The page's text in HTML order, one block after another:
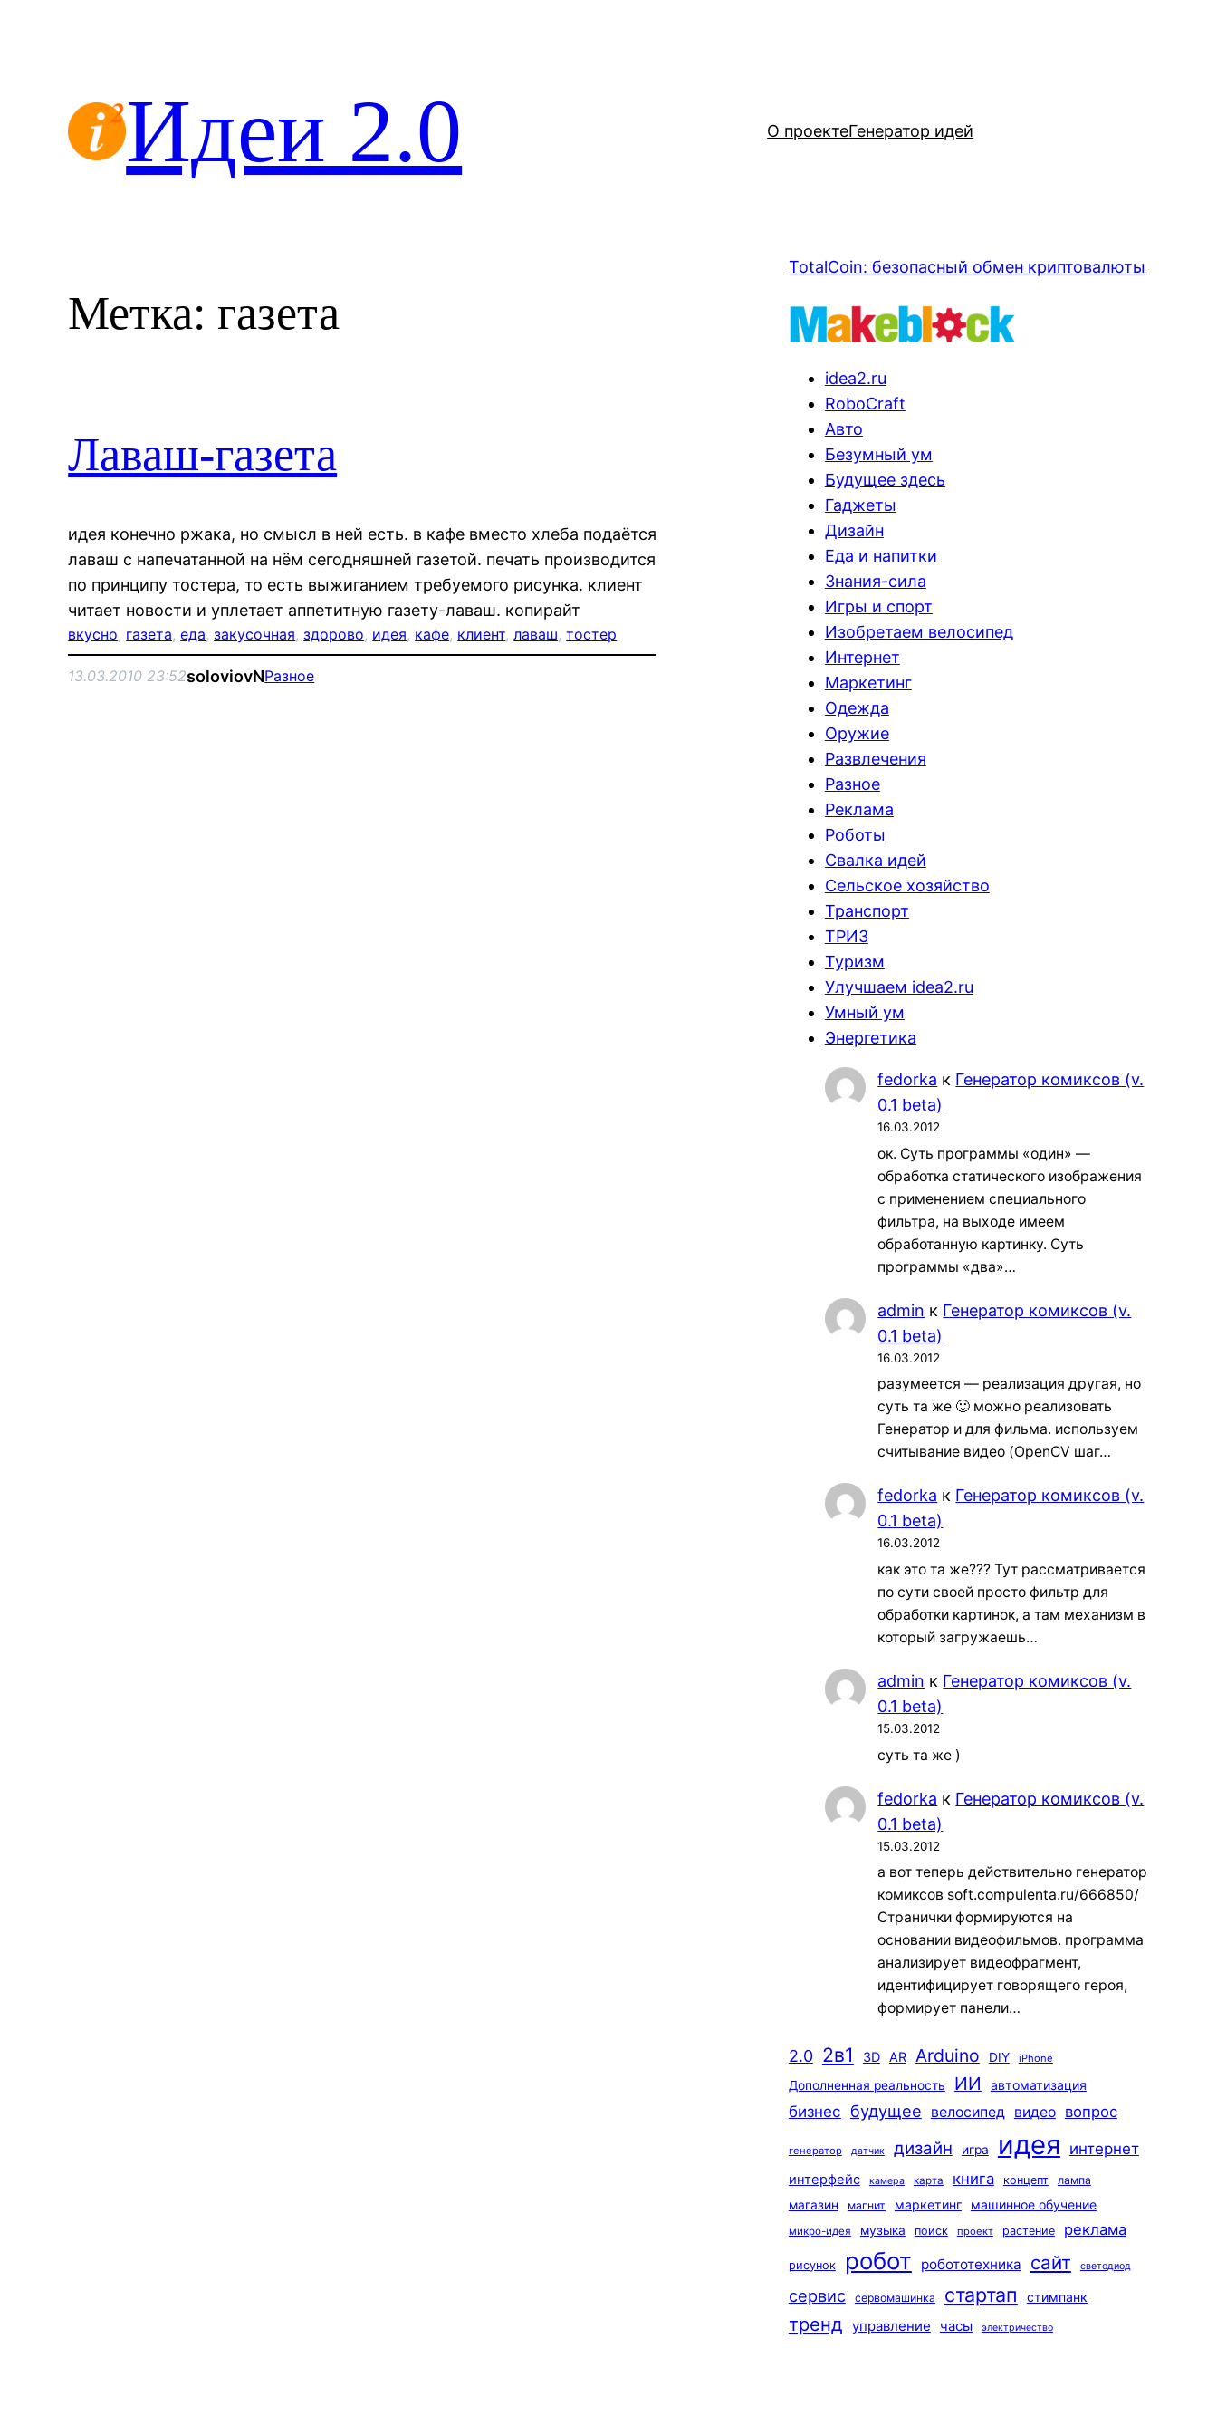
Идеи 2.0 О проектеГенератор идей
Метка: газета
Лаваш-газета
идея конечно ржака, но смысл в ней есть. в кафе вместо хлеба подаётся
лаваш с напечатанной на нём сегодняшней газетой. печать производится
по принципу тостера, то есть выжиганием требуемого рисунка. клиент
читает новости и уплетает аппетитную газету-лаваш. копирайт
вкусно, газета, еда, закусочная, здорово, идея, кафе, клиент, лаваш, тостер
13.03.2010 23:52soloviovNРазное
TotalCoin: безопасный обмен криптовалюты
idea2.ru
RoboCraft
Авто
Безумный ум
Будущее здесь
Гаджеты
Дизайн
Еда и напитки
Знания-сила
Игры и спорт
Изобретаем велосипед
Интернет
Маркетинг
Одежда
Оружие
Развлечения
Разное
Реклама
Роботы
Свалка идей
Сельское хозяйство
Транспорт
ТРИЗ
Туризм
Улучшаем idea2.ru
Умный ум
Энергетика
fedorka к Генератор комиксов (v.
0.1 beta)
16.03.2012
ок. Суть программы «один» —
обработка статического изображения
с применением специального
фильтра, на выходе имеем
обработанную картинку. Суть
программы «два»…
admin к Генератор комиксов (v.
0.1 beta)
16.03.2012
разумеется — реализация другая, но
суть та же 🙂 можно реализовать
Генератор и для фильма. используем
считывание видео (OpenCV шаг…
fedorka к Генератор комиксов (v.
0.1 beta)
16.03.2012
как это та же??? Тут рассматривается
по сути своей просто фильтр для
обработки картинок, а там механизм в
который загружаешь…
admin к Генератор комиксов (v.
0.1 beta)
15.03.2012
суть та же )
fedorka к Генератор комиксов (v.
0.1 beta)
15.03.2012
а вот теперь действительно генератор
комиксов soft.compulenta.ru/666850/
Странички формируются на
основании видеофильмов. программа
анализирует видеофрагмент,
идентифицирует говорящего героя,
формирует панели…
2.0 2в1 3D AR Arduino DIY iPhone
Дополненная реальность ИИ автоматизация
бизнес будущее велосипед видео вопрос
генератор датчик дизайн игра идея интернет
интерфейс камера карта книга концепт лампа
магазин магнит маркетинг машинное обучение
микро-идея музыка поиск проект растение реклама
рисунок робот робототехника сайт светодиод
сервис сервомашинка стартап стимпанк
тренд управление часы электричество